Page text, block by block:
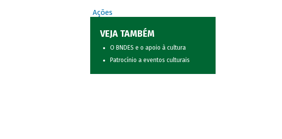
Ações
VEJA TAMBÉM
O BNDES e o apoio à cultura
Patrocínio a eventos culturais